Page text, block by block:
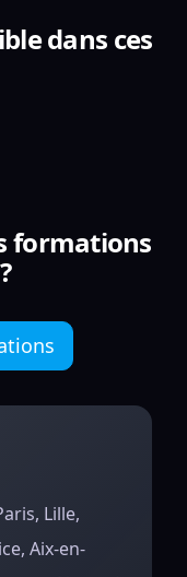
dans ces
formations
Lille,
Aix-en-